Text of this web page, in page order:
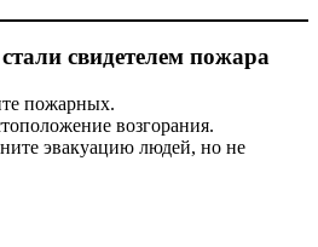
свидетелем пожара
пожарных.
возгорания.
эвакуацию людей, но не